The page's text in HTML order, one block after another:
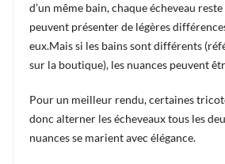
d’un même bain, chaque écheveau
peuvent présenter de légères
eux.Mais si les bains sont différents
sur la boutique), les nuances peuvent
Pour un meilleur rendu, certaines
donc alterner les écheveaux tous les
nuances se marient avec élégance.